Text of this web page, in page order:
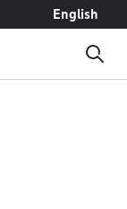
English